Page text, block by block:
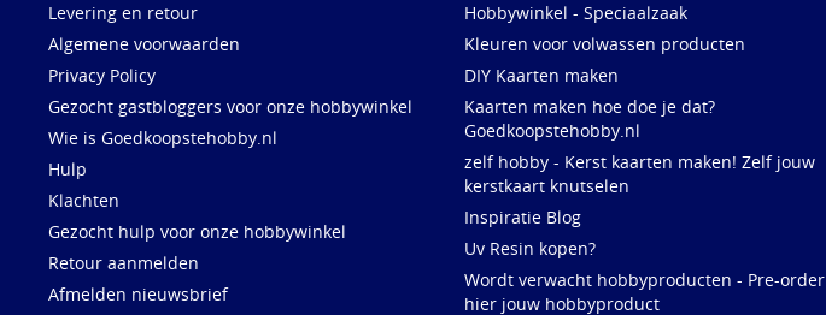
Levering en retour
Algemene voorwaarden
Privacy Policy
Gezocht gastbloggers voor onze hobbywinkel
Wie is Goedkoopstehobby.nl
Hulp
Klachten
Gezocht hulp voor onze hobbywinkel
Retour aanmelden
Afmelden nieuwsbrief
Hobbywinkel - Speciaalzaak
Kleuren voor volwassen producten
DIY Kaarten maken
Kaarten maken hoe doe je dat?
Goedkoopstehobby.nl
zelf hobby - Kerst kaarten maken! Zelf jouw
kerstkaart knutselen
Inspiratie Blog
Uv Resin kopen?
Wordt verwacht hobbyproducten - Pre-order
hier jouw hobbyproduct